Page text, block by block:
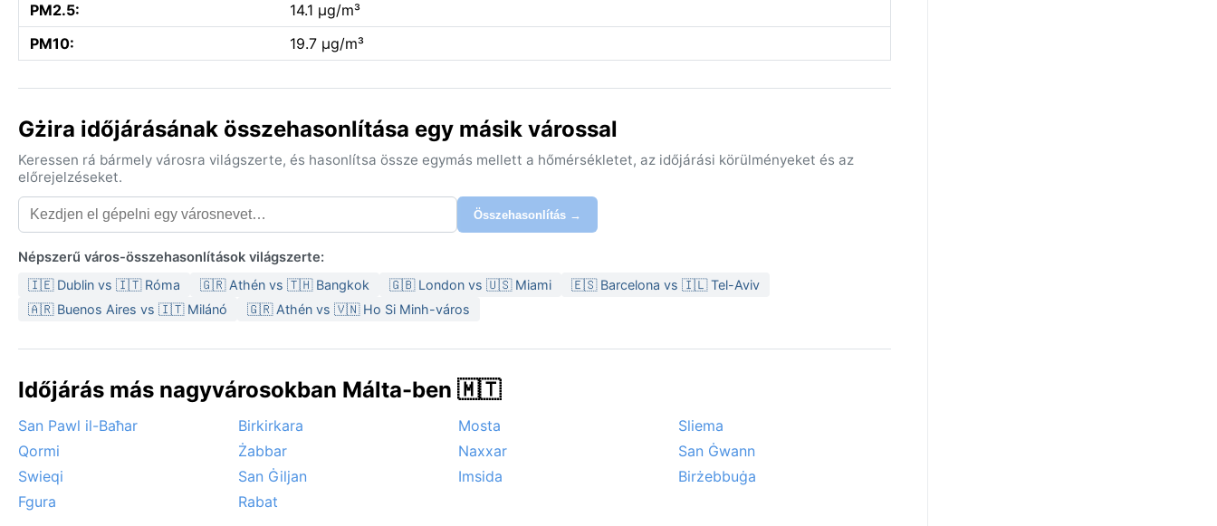
PM2.5:
14.1 µg/m³
PM10:
19.7 µg/m³
Gżira időjárásának összehasonlítása egy másik várossal
Keressen rá bármely városra világszerte, és hasonlítsa össze egymás mellett a hőmérsékletet, az időjárási körülményeket és az
előrejelzéseket.
Összehasonlítás →
Népszerű város-összehasonlítások világszerte:
🇮🇪 Dublin vs 🇮🇹 Róma 🇬🇷 Athén vs 🇹🇭 Bangkok 🇬🇧 London vs 🇺🇸 Miami
🇪🇸 Barcelona vs 🇮🇱 Tel-Aviv
🇦🇷 Buenos Aires vs 🇮🇹 Milánó
🇬🇷 Athén vs 🇻🇳 Ho Si Minh-város
Időjárás más nagyvárosokban Málta-ben 🇲🇹
San Pawl il-Baħar Birkirkara Mosta
Sliema
Qormi
Żabbar Naxxar
San Ġwann
Swieqi
San Ġiljan Imsida
Birżebbuġa
Fgura
Rabat